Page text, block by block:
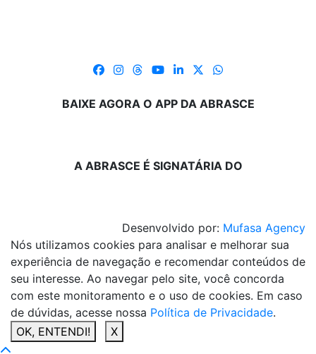
BAIXE AGORA O APP DA ABRASCE
A ABRASCE É SIGNATÁRIA DO
Desenvolvido por: Mufasa Agency
Nós utilizamos cookies para analisar e melhorar sua
experiência de navegação e recomendar conteúdos de
seu interesse. Ao navegar pelo site, você concorda
com este monitoramento e o uso de cookies. Em caso
de dúvidas, acesse nossa Política de Privacidade.
OK, ENTENDI!
X